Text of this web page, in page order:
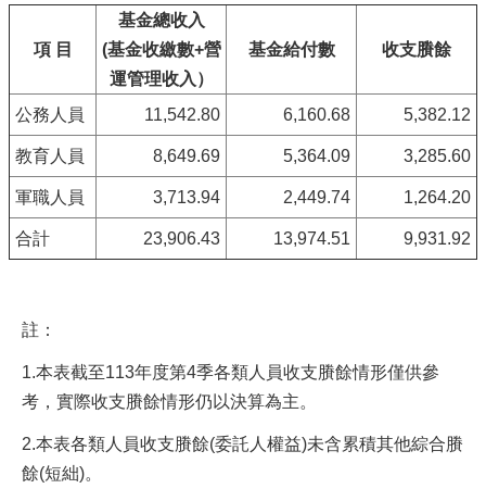
項 目
基金總收入
(基金收繳數+營
運管理收入）
基金給付數 收支賸餘
公務人員 11,542.80 6,160.68 5,382.12
教育人員 8,649.69 5,364.09 3,285.60
軍職人員 3,713.94 2,449.74 1,264.20
合計 23,906.43 13,974.51 9,931.92
註：
1.本表截至113年度第4季各類人員收支賸餘情形僅供參
考，實際收支賸餘情形仍以決算為主。
2.本表各類人員收支賸餘(委託人權益)未含累積其他綜合賸
餘(短絀)。